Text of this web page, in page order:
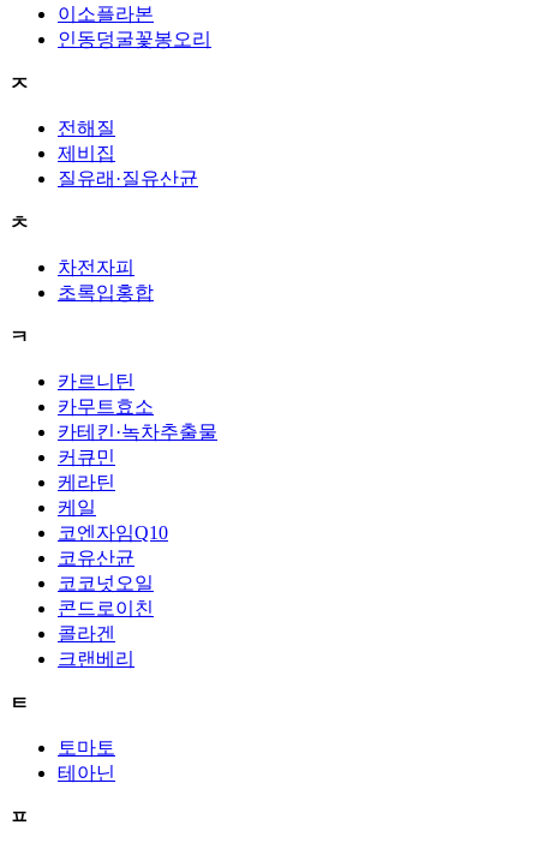
이소플라본
인동덩굴꽃봉오리
ㅈ
전해질
제비집
질유래·질유산균
ㅊ
차전자피
초록입홍합
ㅋ
카르니틴
카무트효소
카테킨·녹차추출물
커큐민
케라틴
케일
코엔자임Q10
코유산균
코코넛오일
콘드로이친
콜라겐
크랜베리
ㅌ
토마토
테아닌
ㅍ